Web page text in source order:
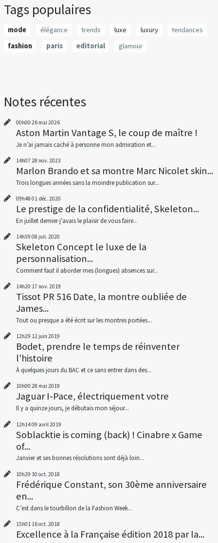
Tags populaires
mode élégance trends luxe luxury
tendances
fashion
paris editorial glamour
Notes récentes
00h00 26 mai 2026
Aston Martin Vantage S, le coup de maître !
Je n’ai jamais caché à personne mon admiration et...
14h07 28 nov. 2023
Marlon Brando et sa montre Marc Nicolet skin...
Trois longues années sans la moindre publication sur...
09h48 01 déc. 2020
Le prestige de la confidentialité, Skeleton...
En juillet dernier j'avais le plaisir de vous faire...
14h59 08 juil. 2020
Skeleton Concept le luxe de la
personnalisation...
Comment faut il aborder mes (longues) absences sur...
14h20 17 nov. 2019
Tissot PR 516 Date, la montre oubliée de
James...
Tout ou presque a été écrit sur les montres portées...
12h29 12 juin 2019
Bodet, prendre le temps de réinventer
l'histoire
À quelques jours du BAC et ce sans entrer dans des...
10h00 28 mai 2019
Jaguar I-Pace, électriquement votre
Il y a quinze jours, je débutais mon séjour...
12h1409 avril 2019
Soblacktie is coming (back) ! Cinabre x Game
of...
Janvier et ses bonnes résolutions sont déjà loin...
10h29 30 oct. 2018
Frédérique Constant, son 30ème anniversaire
en...
C’est dans le tourbillon de la Fashion Week...
15h01 16oct. 2018
Excellence à la Française édition 2018 par la...